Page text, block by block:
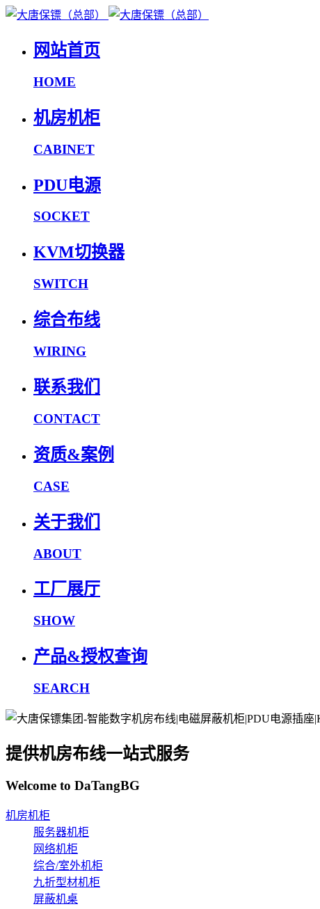
网站首页
HOME
机房机柜
CABINET
PDU电源
SOCKET
KVM切换器
SWITCH
综合布线
WIRING
联系我们
CONTACT
资质&案例
CASE
关于我们
ABOUT
工厂展厅
SHOW
产品&授权查询
SEARCH
提供机房布线一站式服务
Welcome to DaTangBG
机房机柜
服务器机柜
网络机柜
综合/室外机柜
九折型材机柜
屏蔽机桌